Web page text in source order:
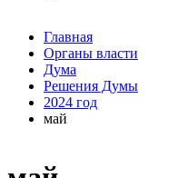
Главная
Органы власти
Дума
Решения Думы
2024 год
май